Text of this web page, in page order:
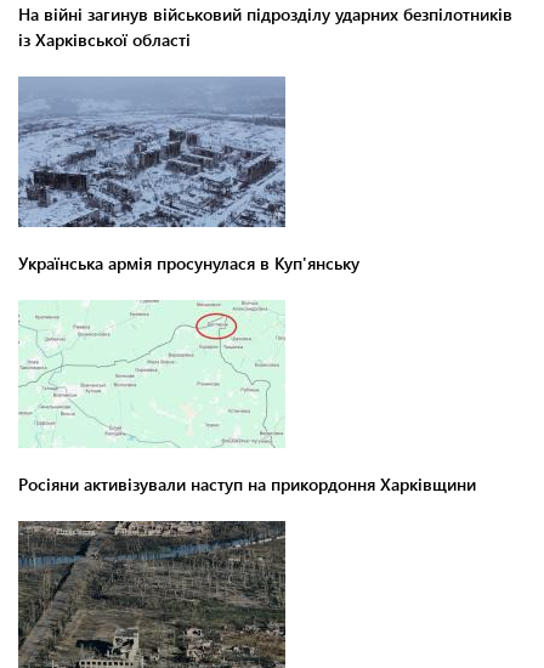
На війні загинув військовий підрозділу ударних безпілотників
із Харківської області
Українська армія просунулася в Куп'янську
Росіяни активізували наступ на прикордоння Харківщини